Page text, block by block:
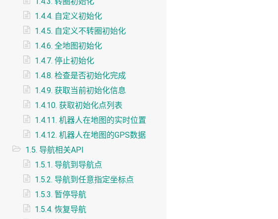
1.4.4. 自定义初始化
1.4.5. 自定义不转圈初始化
1.4.6. 全地图初始化
1.4.7. 停止初始化
1.4.8. 检查是否初始化完成
1.4.9. 获取当前初始化信息
1.4.10. 获取初始化点列表
1.4.11. 机器人在地图的实时位置
1.4.12. 机器人在地图的GPS数据
1.5. 导航相关API
1.5.1. 导航到导航点
1.5.2. 导航到任意指定坐标点
1.5.3. 暂停导航
1.5.4. 恢复导航